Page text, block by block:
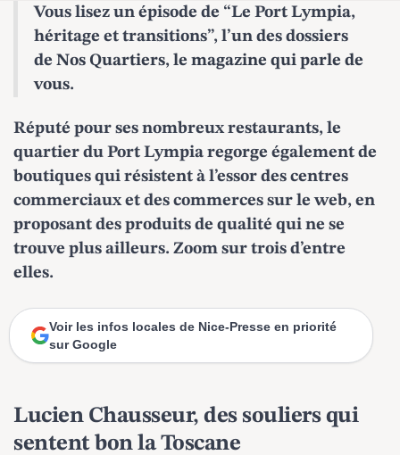
Vous lisez un épisode de “Le Port Lympia,
héritage et transitions”, l’un des dossiers
de Nos Quartiers, le magazine qui parle de
vous.
Réputé pour ses nombreux restaurants, le
quartier du Port Lympia regorge également de
boutiques qui résistent à l’essor des centres
commerciaux et des commerces sur le web, en
proposant des produits de qualité qui ne se
trouve plus ailleurs. Zoom sur trois d’entre
elles.
Voir les infos locales de Nice-Presse en priorité
sur Google
Lucien Chausseur, des souliers qui
sentent bon la Toscane